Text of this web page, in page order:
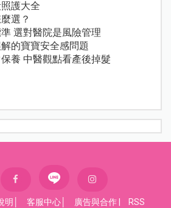
護大全
選？
選對醫院是風險管理
的寶寶安全感問題
養 中醫觀點看產後掉髮
明 客服中心 廣告與合作 RSS